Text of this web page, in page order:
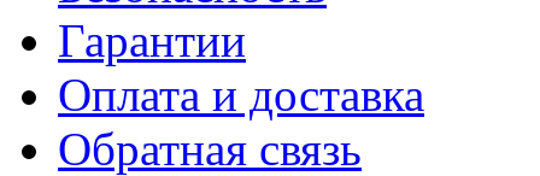
Гарантии
Оплата и доставка
Обратная связь